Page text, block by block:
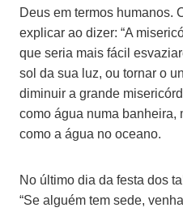
Deus em termos humanos.
explicar ao dizer: “A
que seria mais fácil
sol da sua luz, ou tornar o
diminuir a grande
como água numa banheira,
como a água no oceano.
No último dia da festa dos
“Se alguém tem sede,